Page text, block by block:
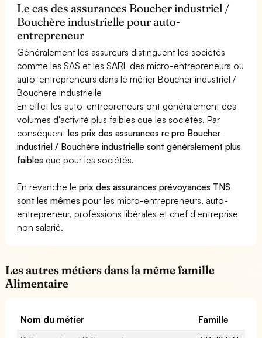
Le cas des assurances Boucher industriel /
Bouchère industrielle pour auto-
entrepreneur
Généralement les assureurs distinguent les sociétés
comme les SAS et les SARL des micro-entrepreneurs ou
auto-entrepreneurs dans le métier Boucher industriel /
Bouchère industrielle
En effet les auto-entrepreneurs ont généralement des
volumes d'activité plus faibles que les sociétés. Par
conséquentles prix des assurances rc pro Boucher
industriel / Bouchère industrielle sont généralement plus
faibles que pour les sociétés.
En revanche leprix des assurances prévoyances TNS
sont les mêmes pour les micro-entrepreneurs, auto-
entrepreneur, professions libérales et chef d'entreprise
non salarié.
Les autres métiers dans la même famille
Alimentaire
Nom du métier
Famille